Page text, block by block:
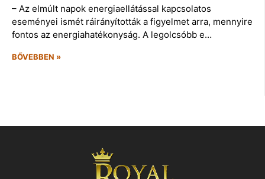
– Az elmúlt napok energiaellátással kapcsolatos
eseményei ismét ráirányították a figyelmet arra, mennyire
fontos az energiahatékonyság. A legolcsóbb e…
BŐVEBBEN »